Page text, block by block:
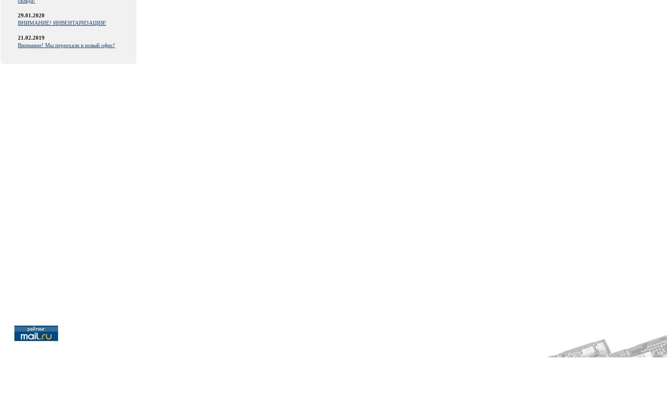
29.01.2020
ВНИМАНИЕ! ИНВЕНТАРИЗАЦИЯ!
21.02.2019
Внимание! Мы переехали в новый офис!